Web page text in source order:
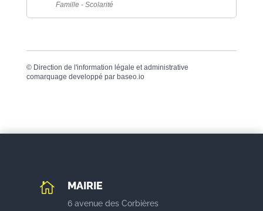
Famille - Scolarité
© Direction de l'information légale et administrative
comarquage developpé par baseo.io
 MAIRIE
6 avenue des Corbières